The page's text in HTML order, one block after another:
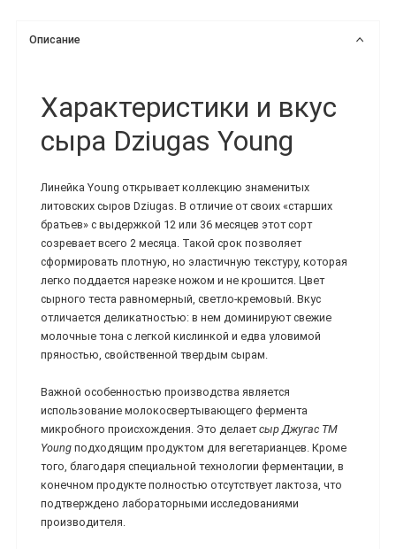
Описание
Характеристики и вкус
сыра Dziugas Young
Линейка Young открывает коллекцию знаменитых
литовских сыров Dziugas. В отличие от своих «старших
братьев» с выдержкой 12 или 36 месяцев этот сорт
созревает всего 2 месяца. Такой срок позволяет
сформировать плотную, но эластичную текстуру, которая
легко поддается нарезке ножом и не крошится. Цвет
сырного теста равномерный, светло-кремовый. Вкус
отличается деликатностью: в нем доминируют свежие
молочные тона с легкой кислинкой и едва уловимой
пряностью, свойственной твердым сырам.
Важной особенностью производства является
использование молокосвертывающего фермента
микробного происхождения. Это делаетсыр Джугас ТМ
Young подходящим продуктом для вегетарианцев. Кроме
того, благодаря специальной технологии ферментации, в
конечном продукте полностью отсутствует лактоза, что
подтверждено лабораторными исследованиями
производителя.